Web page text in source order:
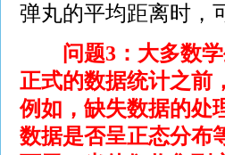
弹丸的平均距离时，
问题3：大多数
正式的数据统计之前
例如，缺失数据的处
数据是否呈正态分布